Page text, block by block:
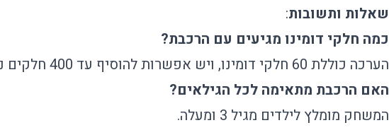
שאלות ותשובות:
כמה חלקי דומינו מגיעים עם הרכבת?
הערכה כוללת 60 חלקי דומינו, ויש אפשרות להוסיף עד 400 חלקים נוספים.
האם הרכבת מתאימה לכל הגילאים?
המשחק מומלץ לילדים מגיל 3 ומעלה.